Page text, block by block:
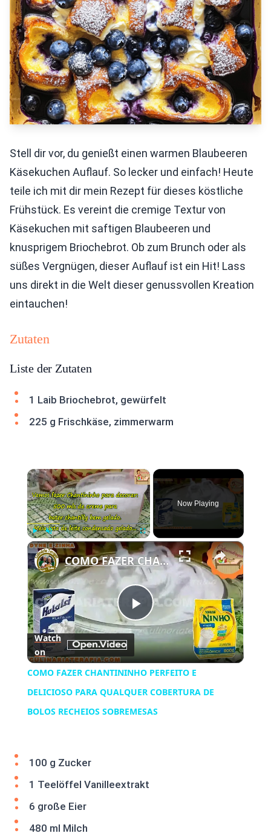
Stell dir vor, du genießt einen warmen Blaubeeren
Käsekuchen Auflauf. So lecker und einfach! Heute
teile ich mit dir mein Rezept für dieses köstliche
Frühstück. Es vereint die cremige Textur von
Käsekuchen mit saftigen Blaubeeren und
knusprigem Briochebrot. Ob zum Brunch oder als
süßes Vergnügen, dieser Auflauf ist ein Hit! Lass
uns direkt in die Welt dieser genussvollen Kreation
eintauchen!
Zutaten
Liste der Zutaten
1 Laib Briochebrot, gewürfelt
225 g Frischkäse, zimmerwarm
×
Play Unmute Fullscreen
Now Playing
×
Play
Video
COMO FAZER CHANTININHO PERFEITO E DELICIOSO PARA QUALQUER COBERTURA DE BOLOS RECHEIOS SOBREMESAS
Watch
on
COMO FAZER CHANTININHO PERFEITO E
DELICIOSO PARA QUALQUER COBERTURA DE
BOLOS RECHEIOS SOBREMESAS
100 g Zucker
1 Teelöffel Vanilleextrakt
6 große Eier
480 ml Milch